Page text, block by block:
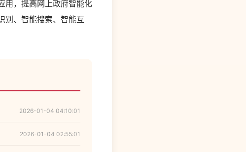
用，提高网上政府智能化
别、智能搜索、智能互
2026-01-04 04:10:01
2026-01-04 02:55:01